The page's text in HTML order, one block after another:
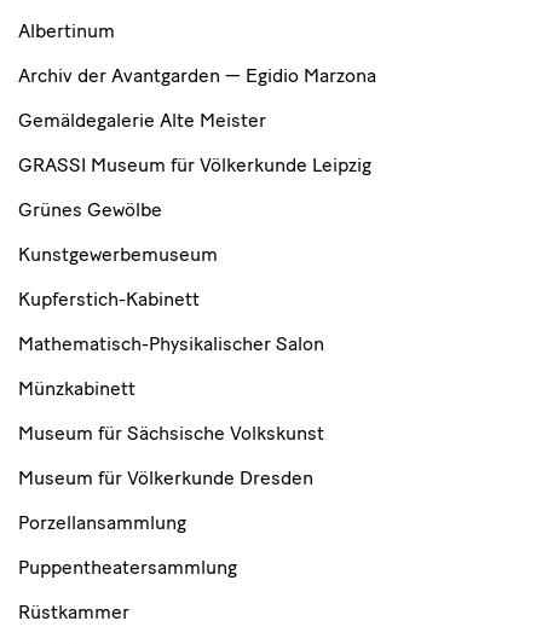
Albertinum
Archiv der Avantgarden — Egidio Marzona
Gemäldegalerie Alte Meister
GRASSI Museum für Völkerkunde Leipzig
Grünes Gewölbe
Kunstgewerbemuseum
Kupferstich-Kabinett
Mathematisch-Physikalischer Salon
Münzkabinett
Museum für Sächsische Volkskunst
Museum für Völkerkunde Dresden
Porzellansammlung
Puppentheatersammlung
Rüstkammer